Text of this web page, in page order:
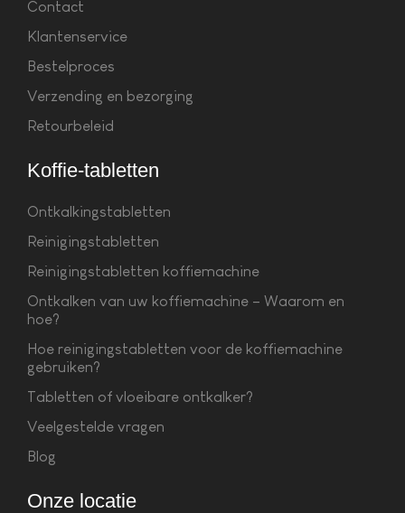
Contact
Klantenservice
Bestelproces
Verzending en bezorging
Retourbeleid
Koffie-tabletten
Ontkalkingstabletten
Reinigingstabletten
Reinigingstabletten koffiemachine
Ontkalken van uw koffiemachine – Waarom en
hoe?
Hoe reinigingstabletten voor de koffiemachine
gebruiken?
Tabletten of vloeibare ontkalker?
Veelgestelde vragen
Blog
Onze locatie